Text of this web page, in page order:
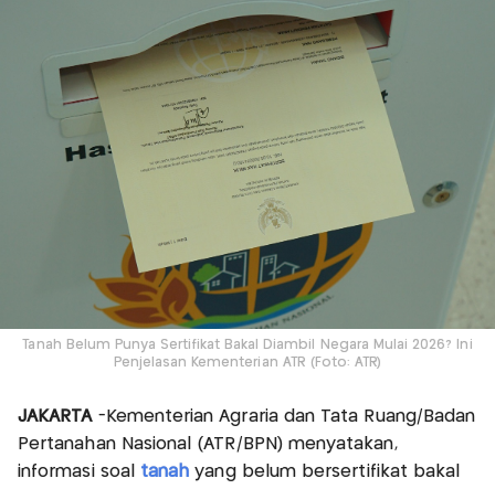
Tanah Belum Punya Sertifikat Bakal Diambil Negara Mulai 2026? Ini
Penjelasan Kementerian ATR (Foto: ATR)
JAKARTA-Kementerian Agraria dan Tata Ruang/Badan
Pertanahan Nasional (ATR/BPN) menyatakan,
informasi soal tanah yang belum bersertifikat bakal